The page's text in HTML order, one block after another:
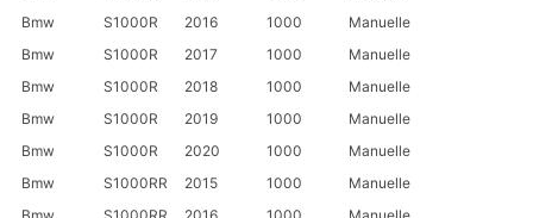
Bmw
S1000R 2016 1000
Manuelle
Bmw
S1000R 2017 1000
Manuelle
Bmw
S1000R 2018 1000
Manuelle
Bmw
S1000R 2019 1000
Manuelle
Bmw
S1000R 2020 1000
Manuelle
Bmw
S1000RR 2015 1000
Manuelle